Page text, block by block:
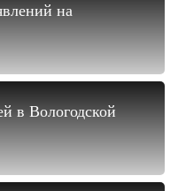
на
в Вологодской